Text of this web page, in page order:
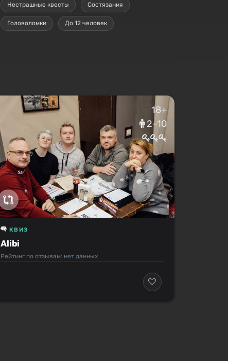
Нестрашные квесты Состязания
Головоломки До 12 человек
18+
2–10
Alibi
КВИЗ
Рейтинг по отзывам: нет данных